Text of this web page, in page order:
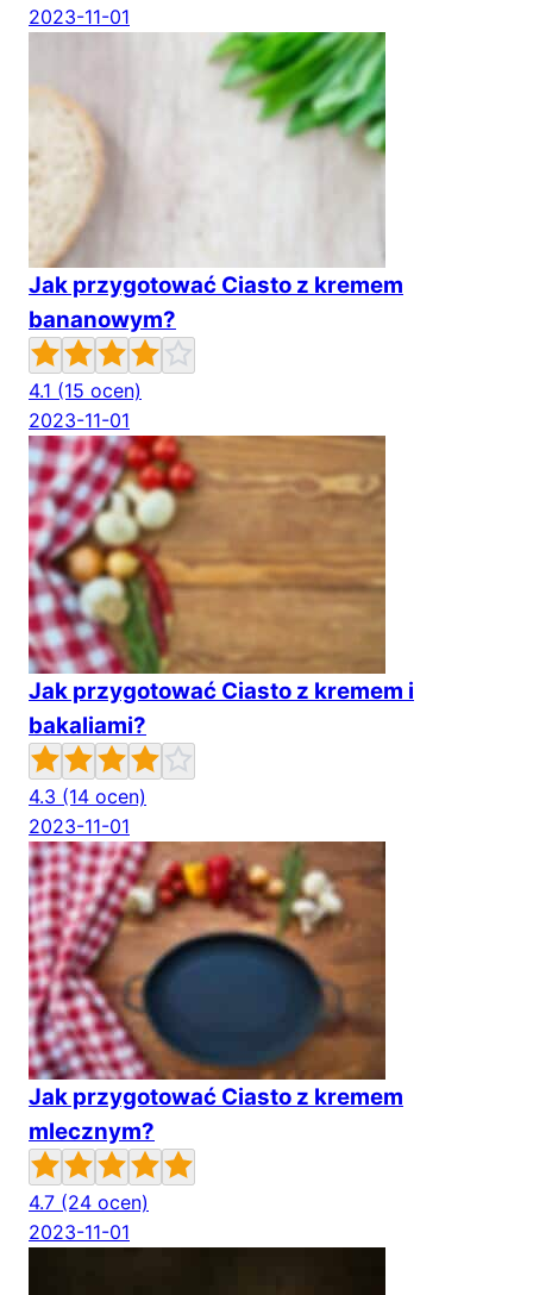
2023-11-01
Jak przygotować Ciasto z kremem
bananowym?
4.1 (15 ocen)
2023-11-01
Jak przygotować Ciasto z kremem i
bakaliami?
4.3 (14 ocen)
2023-11-01
Jak przygotować Ciasto z kremem
mlecznym?
4.7 (24 ocen)
2023-11-01